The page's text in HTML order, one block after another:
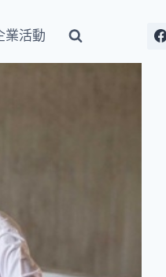
業活動